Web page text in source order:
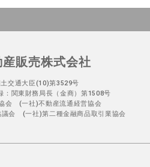
販売株式会社
土交通大臣(10)第3529号
：関東財務局長（金商）第1508号
会 (一社)不動産流通経営協会
議会 (一社)第二種金融商品取引業協会